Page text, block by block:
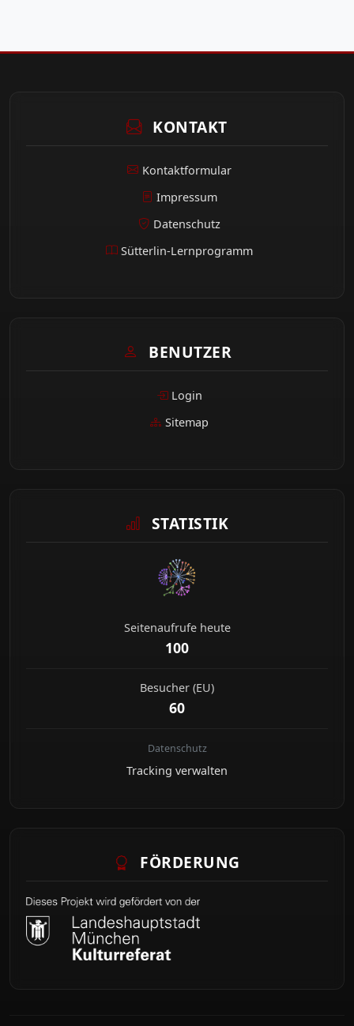
KONTAKT
Kontaktformular
Impressum
Datenschutz
Sütterlin-Lernprogramm
BENUTZER
Login
Sitemap
STATISTIK
Seitenaufrufe heute
100
Besucher (EU)
60
Datenschutz
Tracking verwalten
FÖRDERUNG